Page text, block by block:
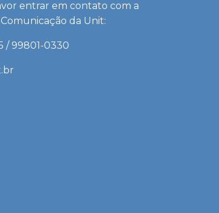
entrar em contato com a
Comunicação da Unit:
/ 99801-0330